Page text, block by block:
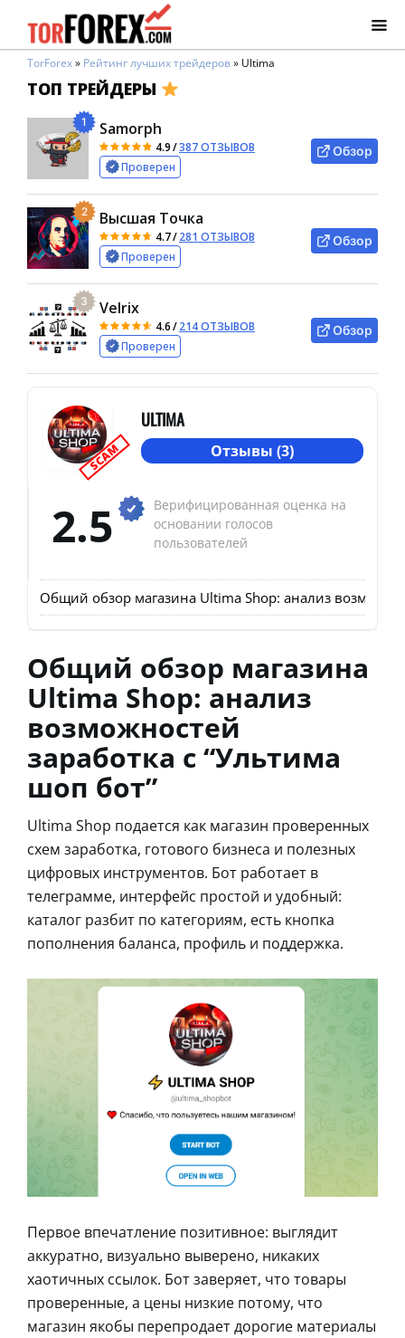
TorForex» Рейтинг лучших трейдеров» Ultima
ТОП ТРЕЙДЕРЫ
1 Samorph
4.9/387 ОТЗЫВОВ
Проверен
Обзор
2 Высшая Точка
4.7/281 ОТЗЫВОВ
Проверен
Обзор
3 Velrix
4.6/214 ОТЗЫВОВ
Проверен
Обзор
SCAM
ULTIMA
Отзывы (3)
2.5
Верифицированная оценка на
основании голосов
пользователей
Общий обзор магазина Ultima Shop: анализ
Общий обзор магазина
Ultima Shop: анализ
возможностей
заработка с “Ультима
шоп бот”
Ultima Shop подается как магазин проверенных
схем заработка, готового бизнеса и полезных
цифровых инструментов. Бот работает в
телеграмме, интерфейс простой и удобный:
каталог разбит по категориям, есть кнопка
пополнения баланса, профиль и поддержка.
Первое впечатление позитивное: выглядит
аккуратно, визуально выверено, никаких
хаотичных ссылок. Бот заверяет, что товары
проверенные, а цены низкие потому, что
магазин якобы перепродает дорогие материалы